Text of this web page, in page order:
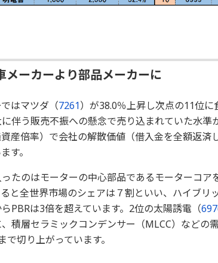
メーカーより部品メーカーに
はマツダ（7261）が38.0％上昇し次点の11位
伴う販売不振への懸念で売り込まれていた水準
産倍率）で会社の解散価値（借入金を全額返済
す。
たのはモーターの中心部品であるモーターコア
と全世界市場のシェアは７割といい、ハイブリ
PBRは3倍を超えています。2位の太陽誘電（
積層セラミックコンデンサー（MLCC）などの
で切り上がっています。